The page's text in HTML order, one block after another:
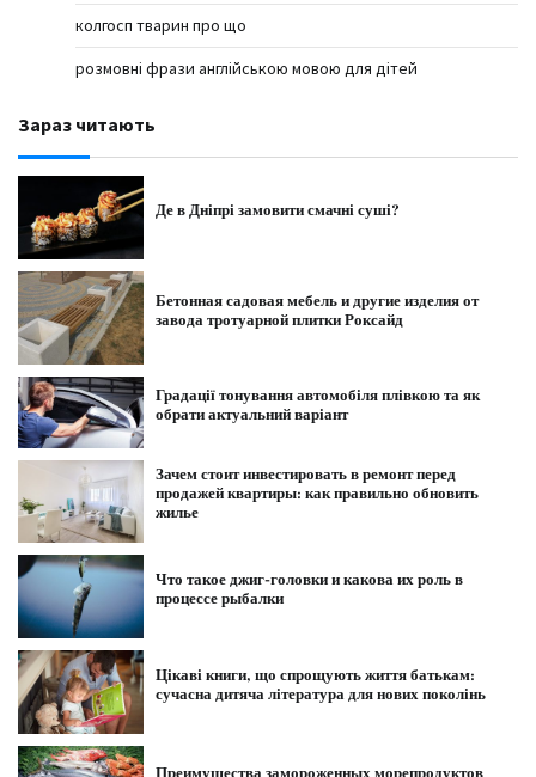
колгосп тварин про що
розмовні фрази англійською мовою для дітей
Зараз читають
Де в Дніпрі замовити смачні суші?
Бетонная садовая мебель и другие изделия от
завода тротуарной плитки Роксайд
Градації тонування автомобіля плівкою та як
обрати актуальний варіант
Зачем стоит инвестировать в ремонт перед
продажей квартиры: как правильно обновить
жилье
Что такое джиг-головки и какова их роль в
процессе рыбалки
Цікаві книги, що спрощують життя батькам:
сучасна дитяча література для нових поколінь
Преимущества замороженных морепродуктов